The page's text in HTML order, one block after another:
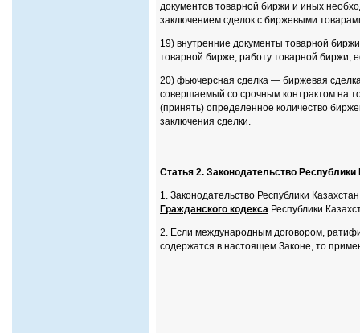
документов товарной биржи и иных
заключением сделок с биржевыми
19) внутренние документы товарной
товарной бирже, работу товарной биржи,
20) фьючерсная сделка — биржевая
совершаемый со срочным контрактом на
(принять) определенное количество
заключения сделки.
Статья 2. Законодательство
1. Законодательство Республики
Гражданского кодекса Республики
2. Если международным договором,
содержатся в настоящем Законе, то